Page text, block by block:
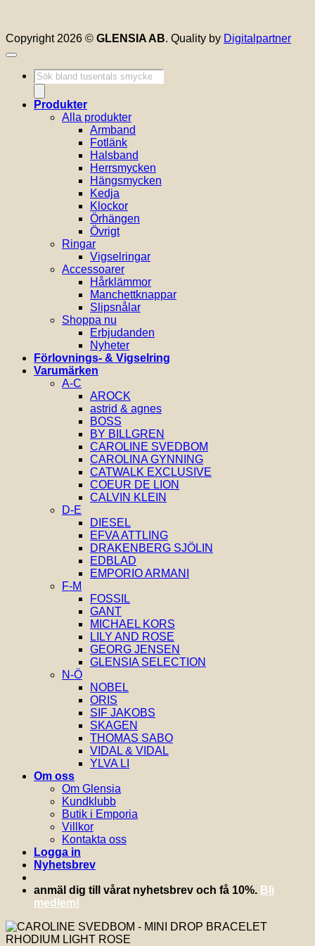
Copyright 2026 © GLENSIA AB. Quality by Digitalpartner
Produktsökning
Produkter
Alla produkter
Armband
Fotlänk
Halsband
Herrsmycken
Hängsmycken
Kedja
Klockor
Örhängen
Övrigt
Ringar
Vigselringar
Accessoarer
Hårklämmor
Manchettknappar
Slipsnålar
Shoppa nu
Erbjudanden
Nyheter
Förlovnings- & Vigselring
Varumärken
A-C
AROCK
astrid & agnes
BOSS
BY BILLGREN
CAROLINE SVEDBOM
CAROLINA GYNNING
CATWALK EXCLUSIVE
COEUR DE LION
CALVIN KLEIN
D-E
DIESEL
EFVA ATTLING
DRAKENBERG SJÖLIN
EDBLAD
EMPORIO ARMANI
F-M
FOSSIL
GANT
MICHAEL KORS
LILY AND ROSE
GEORG JENSEN
GLENSIA SELECTION
N-Ö
NOBEL
ORIS
SIF JAKOBS
SKAGEN
THOMAS SABO
VIDAL & VIDAL
YLVA LI
Om oss
Om Glensia
Kundklubb
Butik i Emporia
Villkor
Kontakta oss
Logga in
Nyhetsbrev
anmäl dig till vårat nyhetsbrev och få 10%. Bli
medlem!